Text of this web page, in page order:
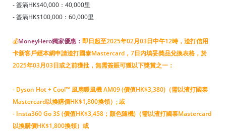
- 簽滿HK$40,000：40,000里
- 簽滿HK$100,000：60,000里
💰MoneyHero獨家優惠： 即日起至2025年02月03日中午12時，渣打信用
卡新客戶經本網申請渣打國泰Mastercard，7日内填妥奬品兌換表格，於
2025年03月03日或之前獲批，無需簽賬可獲以下獎賞之一：
- Dyson Hot + Cool™ 風扇暖風機 AM09 (價值HK$3,380)（需以渣打國泰
Mastercard以換購價HK$1,800換領）; 或
- Insta360 Go 3S (價值HK$3,458；顏色隨機)（需以渣打國泰Mastercard
以換購價HK$1,800換領）或